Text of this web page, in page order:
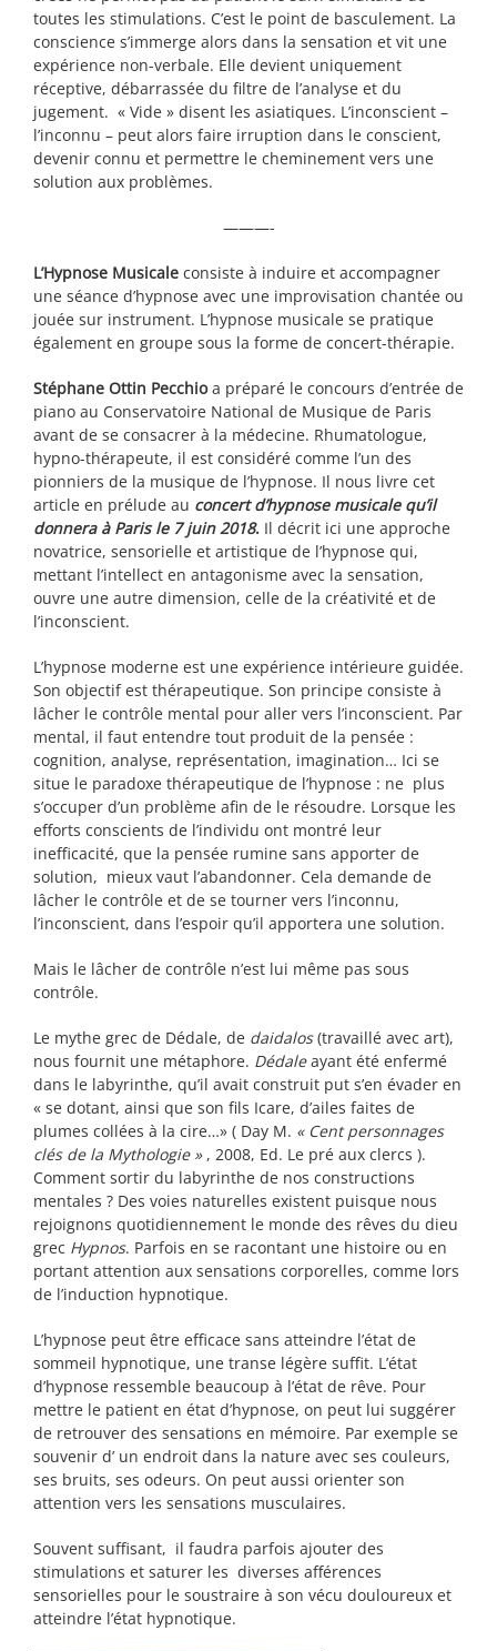
toutes les stimulations. C’est le point de basculement. La
conscience s’immerge alors dans la sensation et vit une
expérience non-verbale. Elle devient uniquement
réceptive, débarrassée du filtre de l’analyse et du
jugement. « Vide » disent les asiatiques. L’inconscient –
l’inconnu – peut alors faire irruption dans le conscient,
devenir connu et permettre le cheminement vers une
solution aux problèmes.
———-
L’Hypnose Musicale consiste à induire et accompagner
une séance d’hypnose avec une improvisation chantée ou
jouée sur instrument. L’hypnose musicale se pratique
également en groupe sous la forme de concert-thérapie.
Stéphane Ottin Pecchioa préparé le concours d’entrée de
piano au Conservatoire National de Musique de Paris
avant de se consacrer à la médecine. Rhumatologue,
hypno-thérapeute, il est considéré comme l’un des
pionniers de la musique de l’hypnose. Il nous livre cet
article en prélude au concert d’hypnose musicale qu’il
donnera à Paris le 7 juin 2018. Il décrit ici une approche
novatrice, sensorielle et artistique de l’hypnose qui,
mettant l’intellect en antagonisme avec la sensation,
ouvre une autre dimension, celle de la créativité et de
l’inconscient.
L’hypnose moderne est une expérience intérieure guidée.
Son objectif est thérapeutique. Son principe consiste à
lâcher le contrôle mental pour aller vers l’inconscient. Par
mental, il faut entendre tout produit de la pensée :
cognition, analyse, représentation, imagination… Ici se
situe le paradoxe thérapeutique de l’hypnose : ne plus
s’occuper d’un problème afin de le résoudre. Lorsque les
efforts conscients de l’individu ont montré leur
inefficacité, que la pensée rumine sans apporter de
solution, mieux vaut l’abandonner. Cela demande de
lâcher le contrôle et de se tourner vers l’inconnu,
l’inconscient, dans l’espoir qu’il apportera une solution.
Mais le lâcher de contrôle n’est lui même pas sous
contrôle.
Le mythe grec de Dédale, de daidalos(travaillé avec art),
nous fournit une métaphore. Dédaleayant été enfermé
dans le labyrinthe, qu’il avait construit put s’en évader en
« se dotant, ainsi que son fils Icare, d’ailes faites de
plumes collées à la cire…» ( Day M. « Cent personnages
clés de la Mythologie », 2008, Ed. Le pré aux clercs ).
Comment sortir du labyrinthe de nos constructions
mentales ? Des voies naturelles existent puisque nous
rejoignons quotidiennement le monde des rêves du dieu
grec Hypnos. Parfois en se racontant une histoire ou en
portant attention aux sensations corporelles, comme lors
de l’induction hypnotique.
L’hypnose peut être efficace sans atteindre l’état de
sommeil hypnotique, une transe légère suffit. L’état
d’hypnose ressemble beaucoup à l’état de rêve. Pour
mettre le patient en état d’hypnose, on peut lui suggérer
de retrouver des sensations en mémoire. Par exemple se
souvenir d’ un endroit dans la nature avec ses couleurs,
ses bruits, ses odeurs. On peut aussi orienter son
attention vers les sensations musculaires.
Souvent suffisant, il faudra parfois ajouter des
stimulations et saturer les diverses afférences
sensorielles pour le soustraire à son vécu douloureux et
atteindre l’état hypnotique.